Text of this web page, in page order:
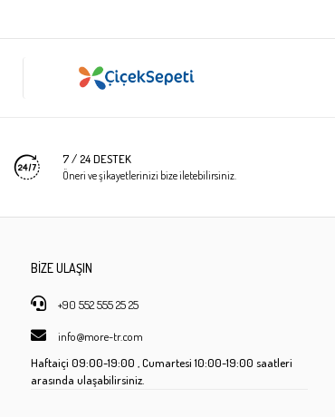
7 / 24 DESTEK
Öneri ve şikayetlerinizi bize iletebilirsiniz.
BİZE ULAŞIN
+90 552 555 25 25
info@more-tr.com
Haftaiçi 09:00-19:00 , Cumartesi10:00-19:00 saatleri
arasında ulaşabilirsiniz.